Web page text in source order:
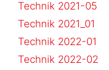
Technik 2021-05
Technik 2021_01
Technik 2022-01
Technik 2022-02